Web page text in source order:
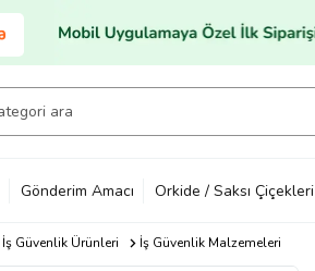
Gönderim Amacı Orkide / Saksı Çiçekleri
İş Güvenlik Ürünleri İş Güvenlik Malzemeleri